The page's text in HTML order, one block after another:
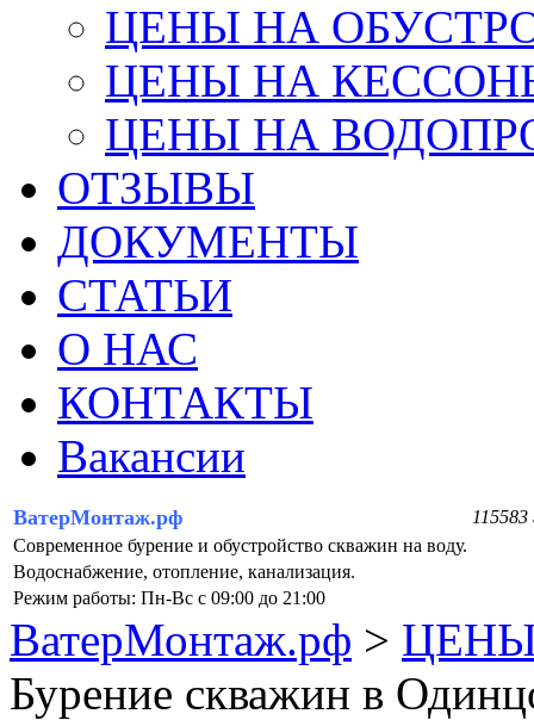
ЦЕНЫ НА
ЦЕНЫ НА
ЦЕНЫ НА
ОТЗЫВЫ
ДОКУМЕНТЫ
СТАТЬИ
О НАС
КОНТАКТЫ
Вакансии
ВатерМонтаж.рф
Современное бурение и обустройство скважин на воду.
Водоснабжение, отопление, канализация.
Режим работы: Пн-Вс с 09:00 до 21:00
ВатерМонтаж.рф >
Бурение скважин в